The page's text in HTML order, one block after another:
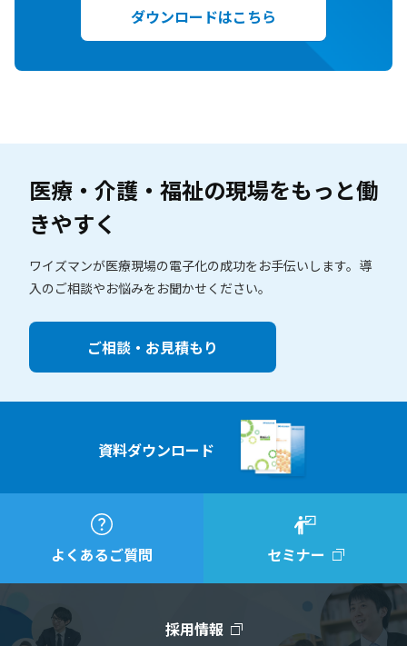
ダウンロードはこちら
医療・介護・福祉の現場をもっと働
きやすく
ワイズマンが医療現場の電子化の成功をお手伝いします。 導
入のご相談やお悩みをお聞かせください。
ご相談・お見積もり
資料ダウンロード
よくあるご質問 セミナー
採用情報